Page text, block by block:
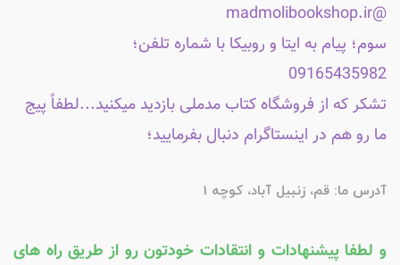
@madmolibookshop.ir
سوم؛ پیام به ایتا و روبیکا با شماره تلفن؛
09165435982
تشکر که از فروشگاه کتاب مدملی بازدید میکنید...لطفاً پیج
ما رو هم در اینستاگرام دنبال بفرمایید؛
آدرس ما: قم، زنبیل آباد، کوچه 1
و لطفا پیشنهادات و انتقادات خودتون رو از طریق راه های